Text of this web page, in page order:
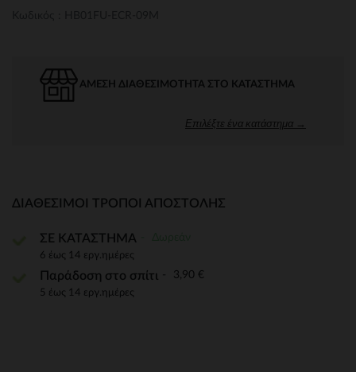
ΆΜΕΣΗ ΔΙΑΘΕΣΙΜΌΤΗΤΑ ΣΤΟ ΚΑΤΆΣΤΗΜΑ
Επιλέξτε ένα κατάστημα →
ΔΙΑΘΈΣΙΜΟΙ ΤΡΌΠΟΙ ΑΠΟΣΤΟΛΉΣ
ΣΕ ΚΑΤΑΣΤΗΜΑ
6 έως 14 εργ.ημέρες
Παράδοση στο σπίτι 3,90 €
5 έως 14 εργ.ημέρες